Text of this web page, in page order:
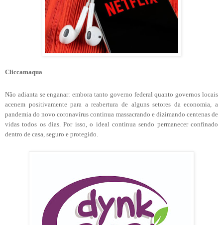
Cliccamaqua
Não adianta se enganar: embora tanto governo federal quanto governos locais
acenem positivamente para a reabertura de alguns setores da economia, a
pandemia do novo coronavírus continua massacrando e dizimando centenas de
vidas todos os dias. Por isso, o ideal continua sendo permanecer confinado
dentro de casa, seguro e protegido.